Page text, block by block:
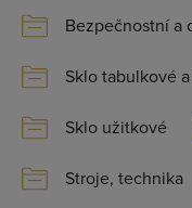
Bezpečnostní a
Sklo tabulkové
Sklo užitkové
Stroje, technika